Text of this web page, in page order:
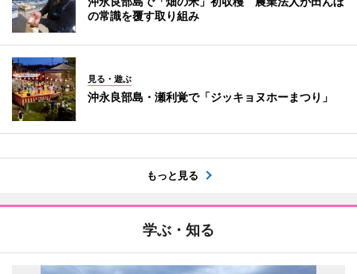
の常識を覆す取り組み
見る・遊ぶ
沖永良部島・瀬利覚で「ジッキョヌホーまつり」
もっと見る
学ぶ・知る